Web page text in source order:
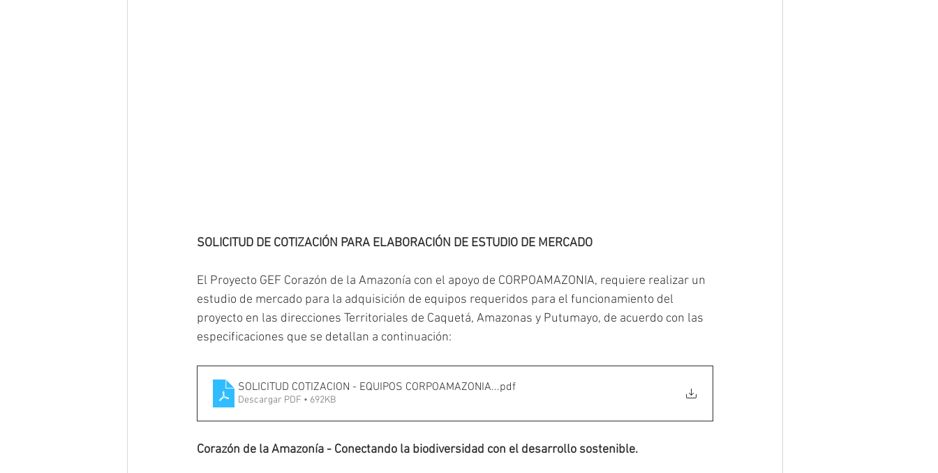
SOLICITUD DE COTIZACIÓN PARA ELABORACIÓN DE ESTUDIO DE MERCADO
El Proyecto GEF Corazón de la Amazonía con el apoyo de CORPOAMAZONIA, requiere realizar un
estudio de mercado para la adquisición de equipos requeridos para el funcionamiento del
proyecto en las direcciones Territoriales de Caquetá, Amazonas y Putumayo, de acuerdo con las
especificaciones que se detallan a continuación:
SOLICITUD COTIZACION - EQUIPOS CORPOAMAZONIA...pdf
Descargar PDF • 692KB
Corazón de la Amazonía - Conectando la biodiversidad con el desarrollo sostenible.